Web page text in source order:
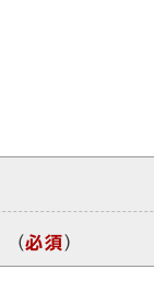
（必須）